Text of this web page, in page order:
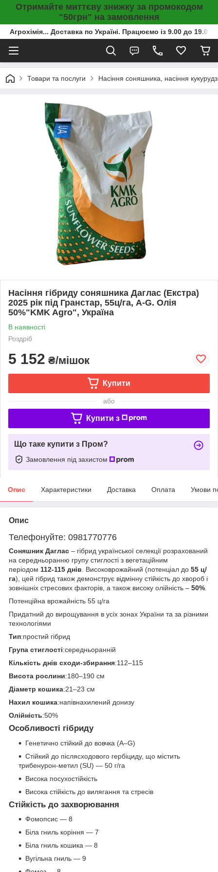
Отримайте миттєву знижку за промокодом
"50грн" на замовлення
Агрохімія... Доставка по Україні. Працюємо із 9.00 до
Товари та послуги Насіння соняшника, насіння
Насіння гібриду соняшника Даглас (Екстра)
2025 рік під Гранстар, 55ц/га, A-G. Олія
50%"KMK Agro", Україна
В наявності
Роздріб
5 152 ₴/мішок
Купити
або
Купити з
Що таке купити з Пром?
Замовлення під захистом
Опис Характеристики Доставка Оплата Умови
Опис
Телефонуйте: 0981770776
Соняшник Даглас – гібрид української селекції розрахований
на середньоранню групу стиглості з вегетаційним
періодом 112-115 днів . Високоврожайний (потенціал до 55 ц/
га), цей гібрид також демонструє відмінну стійкість до хвороб і
зовнішніх стресових факторів, а також високу олійність – 50%
Потенційна врожайність 55 ц/га
Придатний до вирощування в усіх зонах України та за різними
технологіями
Тип:простий гібрид
Група стиглості:середньоранній
Кількість днів сходи-збирання:112–115
Висота рослини:180–190 см
Діаметр кошика:21–23 см
Нахил кошика:напівнахилений донизу
Олійність:50%
Особливості гібриду
Генетично стійкий до вовчка (A–G)
Стійкий до післясходового гербіциду, що містить
трибенурон-метил (SU) — 50 г/га
Висока посухостійкість
Висока стійкість до вилягання та стресів
Стійкість до захворювання
Фомопсис — 8
Біла гниль коріння — 7
Біла гниль кошика — 8
Вугільна гниль — 9